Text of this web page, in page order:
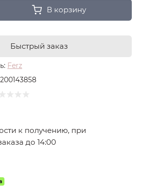
Ferz
В корзину
Быстрый заказ
к получению, при
до 14:00